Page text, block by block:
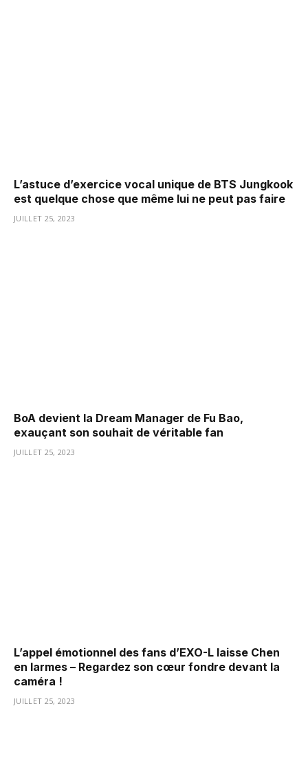
L’astuce d’exercice vocal unique de BTS Jungkook
est quelque chose que même lui ne peut pas faire
JUILLET 25, 2023
BoA devient la Dream Manager de Fu Bao,
exauçant son souhait de véritable fan
JUILLET 25, 2023
L’appel émotionnel des fans d’EXO-L laisse Chen
en larmes – Regardez son cœur fondre devant la
caméra !
JUILLET 25, 2023